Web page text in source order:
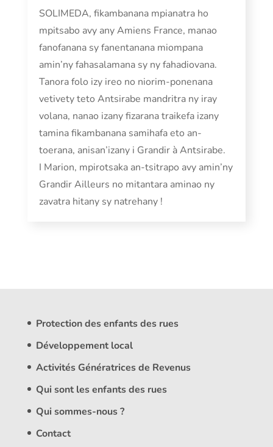
SOLIMEDA, fikambanana mpianatra ho
mpitsabo avy any Amiens France, manao
fanofanana sy fanentanana miompana
amin’ny fahasalamana sy ny fahadiovana.
Tanora folo izy ireo no niorim-ponenana
vetivety teto Antsirabe mandritra ny iray
volana, nanao izany fizarana traikefa izany
tamina fikambanana samihafa eto an-
toerana, anisan’izany i Grandir à Antsirabe.
I Marion, mpirotsaka an-tsitrapo avy amin’ny
Grandir Ailleurs no mitantara aminao ny
zavatra hitany sy natrehany !
Protection des enfants des rues
Développement local
Activités Génératrices de Revenus
Qui sont les enfants des rues
Qui sommes-nous ?
Contact